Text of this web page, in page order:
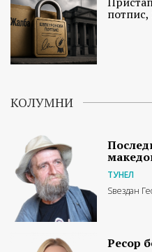
КОЛУМНИ
ТУНЕЛ
Ѕвездан
Ресор